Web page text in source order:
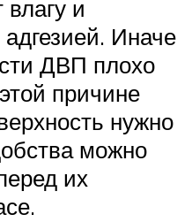
и
Иначе
ДВП плохо
причине
нужно
можно
их